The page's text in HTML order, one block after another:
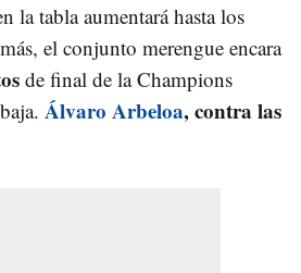
la tabla aumentará hasta los
el conjunto merengue encara
de final de la Champions
Álvaro Arbeloa, contra las